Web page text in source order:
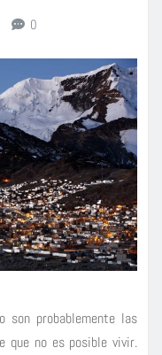
0
son probablemente las
que no es posible vivir.